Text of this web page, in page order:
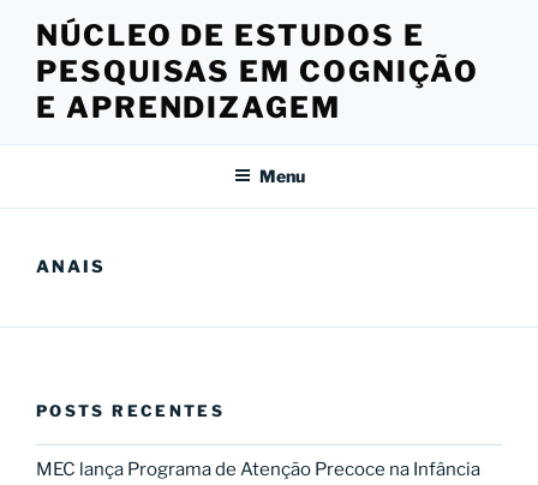
conteúdo
NÚCLEO DE ESTUDOS E
PESQUISAS EM COGNIÇÃO
E APRENDIZAGEM
Menu
ANAIS
POSTS RECENTES
MEC lança Programa de Atenção Precoce na Infância